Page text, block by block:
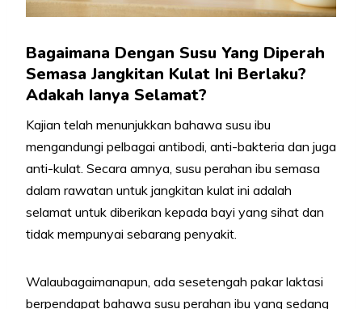
Bagaimana Dengan Susu Yang Diperah
Semasa Jangkitan Kulat Ini Berlaku?
Adakah Ianya Selamat?
Kajian telah menunjukkan bahawa susu ibu
mengandungi pelbagai antibodi, anti-bakteria dan juga
anti-kulat. Secara amnya, susu perahan ibu semasa
dalam rawatan untuk jangkitan kulat ini adalah
selamat untuk diberikan kepada bayi yang sihat dan
tidak mempunyai sebarang penyakit.
Walaubagaimanapun, ada sesetengah pakar laktasi
berpendapat bahawa susu perahan ibu yang sedang